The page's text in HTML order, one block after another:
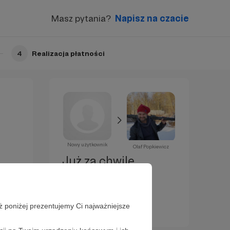
poniżej prezentujemy Ci najważniejsze
Masz pytania? Napisz na czacie
4 Realizacja płatności
Nowy użytkownik Olaf Popkiewicz
Już za chwilę